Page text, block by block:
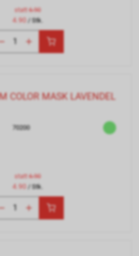
statt6.90
4.90 / Stk.
COLOR MASK LAVENDEL
70200
statt6.90
4.90 / Stk.